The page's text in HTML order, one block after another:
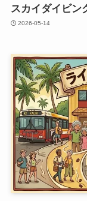
スカイダイビン
2026-05-14